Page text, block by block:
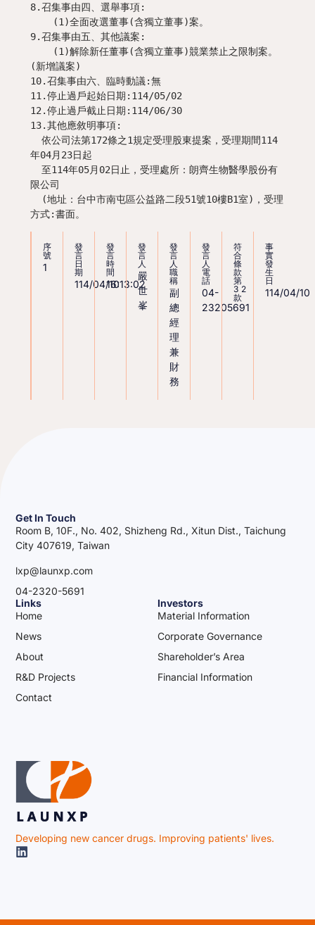
序
號
1
發
言
日
期
114/04/10
發
言
時
間
16:13:02
發
言
人
嚴
世
峯
發
言
人
職
稱
副
總
經
理
兼
財
務
發
言
人
電
話
04-
23205691
符
合
條
款
第
32
款
事
實
發
生
日
114/04/10
8.召集事由四、選舉事項:
9.召集事由五、其他議案:
(新增議案)
10.召集事由六、臨時動議:無
11.停止過戶起始日期:114/05/02
12.停止過戶截止日期:114/06/30
13.其他應敘明事項:
年04月23日起
限公司
方式:書面。
Developing new cancer drugs. Improving patients' lives.
Links
Home
News
About
R&D Projects
Contact
Investors
Material Information
Corporate Governance
Shareholder’s Area
Financial Information
Get In Touch
Room B, 10F., No. 402, Shizheng Rd., Xitun Dist., Taichung
City 407619, Taiwan
lxp@launxp.com
04-2320-5691